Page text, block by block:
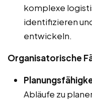
komplexe
identifizieren
entwickeln.
Organisatorische
Abläufe zu